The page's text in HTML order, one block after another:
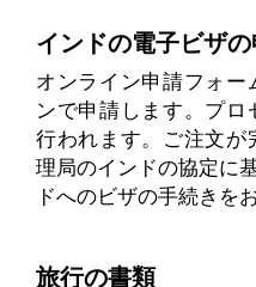
インドの電子ビザ
オンライン申請フォー
ンで申請します。プ
行われます。ご注文が
理局のインドの協定に
ドへのビザの手続きを
旅行の書類